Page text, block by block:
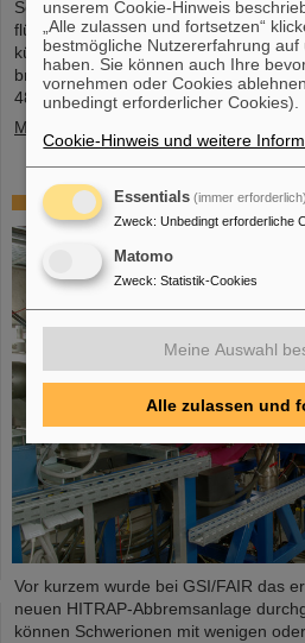
Sextupol, Oktupol und Steuerdipol),
flüssigen Heliumbehälter und Kryostat
kürzliche Transport der rund fünf
breiten und vier Meter hohen
48 Tonnen…
Mehr »
Erstes Experiment mit der
Vor kurzem wurde bei GSI/FAIR das
neuen HITRAP-Abbremsanlage
können Schwerionen mit wenigen
unserem Cookie-Hinweis
„Alle zulassen und fortsetzen“
bestmögliche Nutzererfahrung
haben. Sie können auch Ihre
vornehmen oder Cookies
unbedingt erforderlicher Cookies).
Cookie-Hinweis und weitere
Essentials (immer erforderlich)
Zweck: Unbedingt erforderliche
Matomo
Zweck: Statistik-Cookies
Meine Auswahl
Alle zulassen und